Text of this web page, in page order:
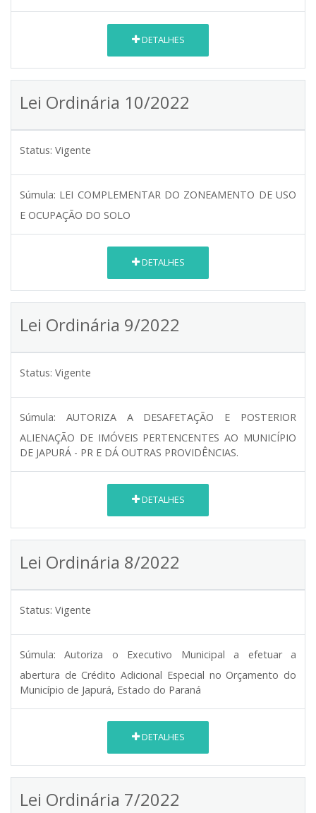
DETALHES
Lei Ordinária 10/2022
Status: Vigente
Súmula: LEI COMPLEMENTAR DO ZONEAMENTO DE USO
E OCUPAÇÃO DO SOLO
DETALHES
Lei Ordinária 9/2022
Status: Vigente
Súmula:
AUTORIZA A DESAFETAÇÃO E POSTERIOR
ALIENAÇÃO DE IMÓVEIS PERTENCENTES AO MUNICÍPIO
DE JAPURÁ - PR E DÁ OUTRAS PROVIDÊNCIAS.
DETALHES
Lei Ordinária 8/2022
Status: Vigente
Súmula:
Autoriza o Executivo Municipal a efetuar a
abertura de Crédito Adicional Especial no Orçamento do
Município de Japurá, Estado do Paraná
DETALHES
Lei Ordinária 7/2022